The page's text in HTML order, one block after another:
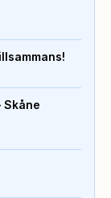
Skåne